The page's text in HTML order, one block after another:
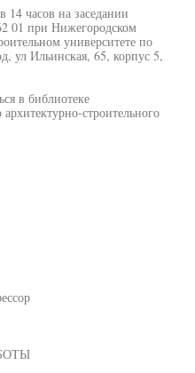
14 часов на заседании
01 при Нижегородском
университете по
ул Ильинская, 65, корпус 5,
в библиотеке
строительного